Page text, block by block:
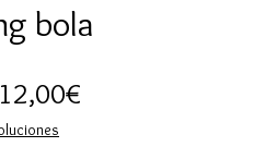
bola
12,00€